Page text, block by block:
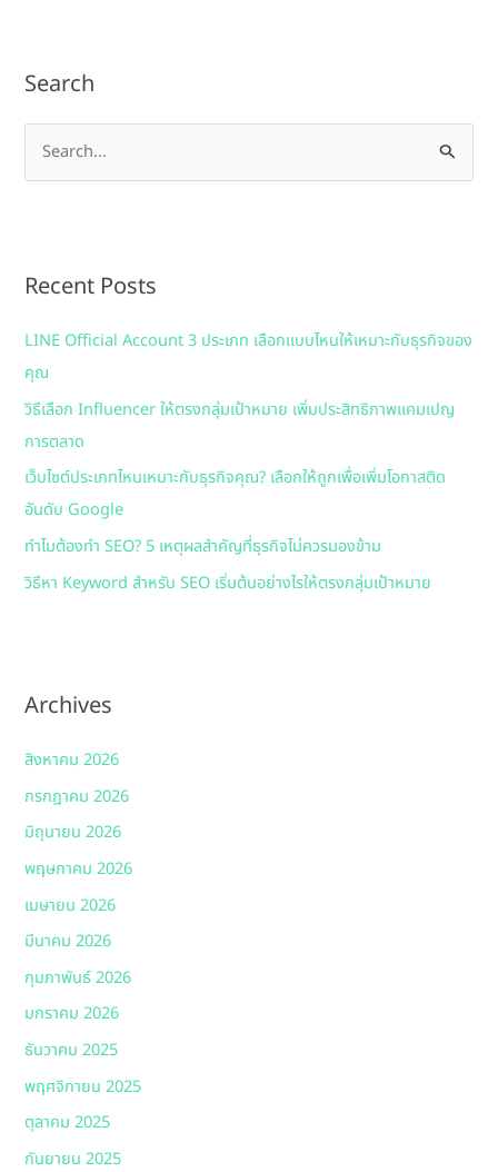
Search
e
c
f
o
r
:
Recent Posts
LINE Official Account 3 ประเภท เลือกแบบไหนให้เหมาะกับธุรกิจของ
คุณ
วิธีเลือก Influencer ให้ตรงกลุ่มเป้าหมาย เพิ่มประสิทธิภาพแคมเปญ
การตลาด
เว็บไซต์ประเภทไหนเหมาะกับธุรกิจคุณ? เลือกให้ถูกเพื่อเพิ่มโอกาสติด
อันดับ Google
ทำไมต้องทำ SEO? 5 เหตุผลสำคัญที่ธุรกิจไม่ควรมองข้าม
วิธีหา Keyword สำหรับ SEO เริ่มต้นอย่างไรให้ตรงกลุ่มเป้าหมาย
Archives
สิงหาคม 2026
กรกฎาคม 2026
มิถุนายน 2026
พฤษภาคม 2026
เมษายน 2026
มีนาคม 2026
กุมภาพันธ์ 2026
มกราคม 2026
ธันวาคม 2025
พฤศจิกายน 2025
ตุลาคม 2025
กันยายน 2025